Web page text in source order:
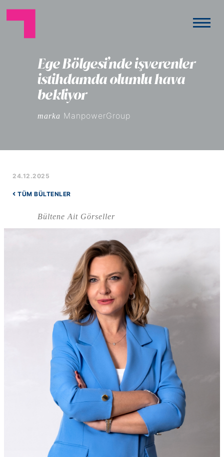
Ege Bölgesi’nde işverenler
istihdamda olumlu hava
bekliyor
marka ManpowerGroup
24.12.2025
TÜM BÜLTENLER
Bültene Ait Görseller